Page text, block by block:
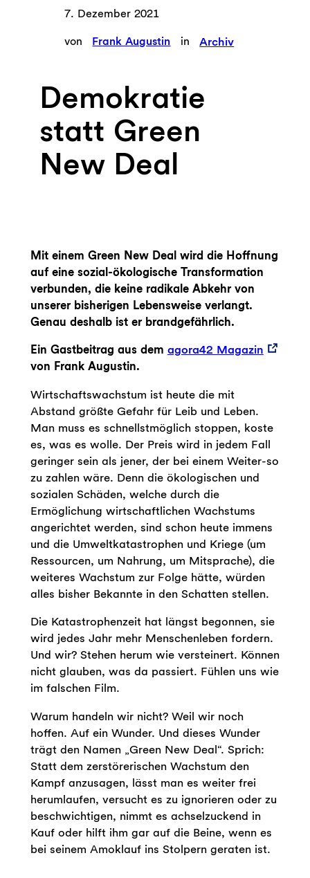
7. Dezember 2021
von Frank Augustin in Archiv
Demokratie
statt Green
New Deal
Mit einem Green New Deal wird die Hoffnung
auf eine sozial-ökologische Transformation
verbunden, die keine radikale Abkehr von
unserer bisherigen Lebensweise verlangt.
Genau deshalb ist er brandgefährlich.
Ein Gastbeitrag aus dem agora42 Magazin
von Frank Augustin.
Wirtschaftswachstum ist heute die mit
Abstand größte Gefahr für Leib und Leben.
Man muss es schnellstmöglich stoppen, koste
es, was es wolle. Der Preis wird in jedem Fall
geringer sein als jener, der bei einem Weiter-so
zu zahlen wäre. Denn die ökologischen und
sozialen Schäden, welche durch die
Ermöglichung wirtschaftlichen Wachstums
angerichtet werden, sind schon heute immens
und die Umweltkatastrophen und Kriege (um
Ressourcen, um Nahrung, um Mitsprache), die
weiteres Wachstum zur Folge hätte, würden
alles bisher Bekannte in den Schatten stellen.
Die Katastrophenzeit hat längst begonnen, sie
wird jedes Jahr mehr Menschenleben fordern.
Und wir? Stehen herum wie versteinert. Können
nicht glauben, was da passiert. Fühlen uns wie
im falschen Film.
Warum handeln wir nicht? Weil wir noch
hoffen. Auf ein Wunder. Und dieses Wunder
trägt den Namen „Green New Deal“. Sprich:
Statt dem zerstörerischen Wachstum den
Kampf anzusagen, lässt man es weiter frei
herumlaufen, versucht es zu ignorieren oder zu
beschwichtigen, nimmt es achselzuckend in
Kauf oder hilft ihm gar auf die Beine, wenn es
bei seinem Amoklauf ins Stolpern geraten ist.